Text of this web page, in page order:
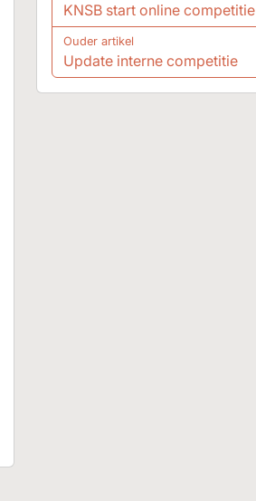
KNSB start online competitie
Ouder artikel
Update interne competitie